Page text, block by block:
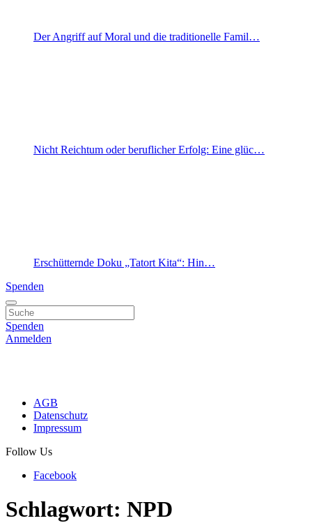
Der Angriff auf Moral und die traditionelle Famil…
Nicht Reichtum oder beruflicher Erfolg: Eine glüc…
Erschütternde Doku „Tatort Kita“: Hin…
Spenden
Spenden
Anmelden
AGB
Datenschutz
Impressum
Follow Us
Facebook
Schlagwort: NPD